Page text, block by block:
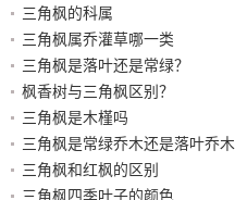
三角枫的科属
三角枫属乔灌草哪一类
三角枫是落叶还是常绿？
枫香树与三角枫区别？
三角枫是木槿吗
三角枫是常绿乔木还是落叶乔木
三角枫和红枫的区别
三角枫四季叶子的颜色